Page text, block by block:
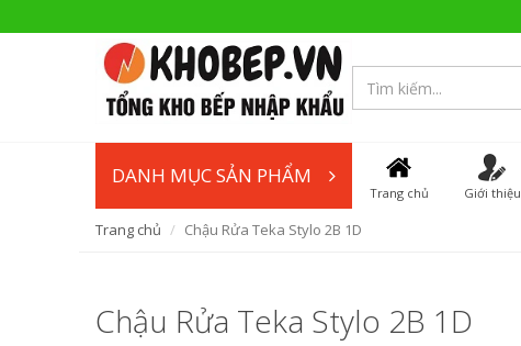
DANH MỤC SẢN PHẨM
Trang chủ Giới thiệu
Trang chủ Chậu Rửa Teka Stylo 2B 1D
Chậu Rửa Teka Stylo 2B 1D